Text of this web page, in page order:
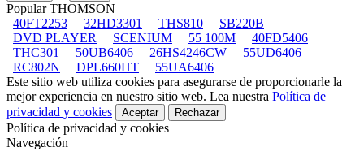
Popular THOMSON
40FT2253
32HD3301 THS810
SB220B
DVD PLAYER
SCENIUM 55 100M
40FD5406
THC301
50UB6406 26HS4246CW
55UD6406
RC802N
DPL660HT
55UA6406
Este sitio web utiliza cookies para asegurarse de proporcionarle la
mejor experiencia en nuestro sitio web. Lea nuestra Política de
privacidad y cookies
Aceptar Rechazar
Política de privacidad y cookies
Navegación